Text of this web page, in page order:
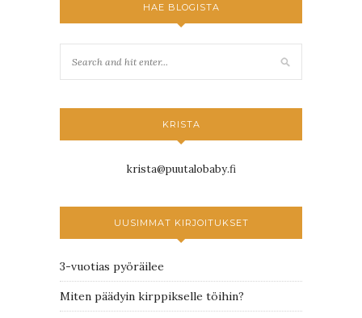
HAE BLOGISTA
KRISTA
krista@puutalobaby.fi
UUSIMMAT KIRJOITUKSET
3-vuotias pyöräilee
Miten päädyin kirppikselle töihin?